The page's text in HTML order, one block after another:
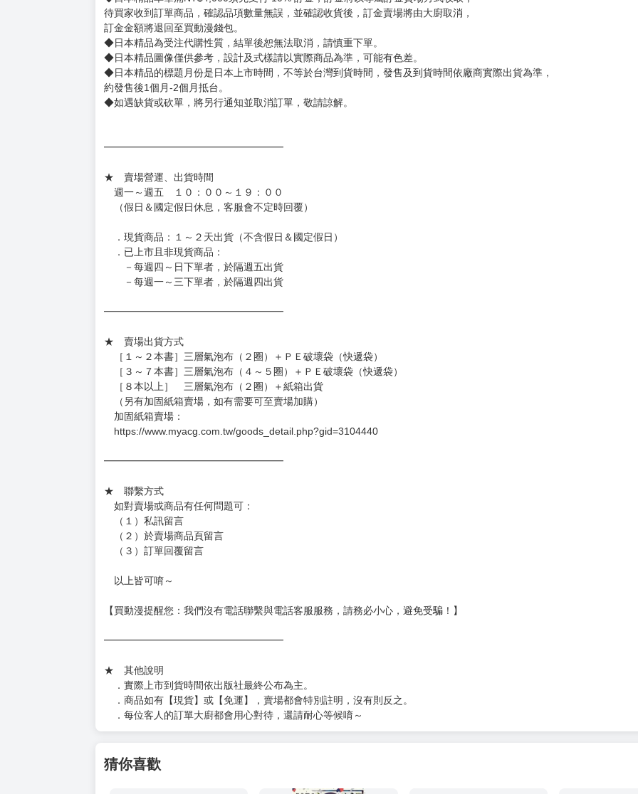
◆商品如有缺件、瑕疵，請務必取貨3日內留言反應，逾期不受理。
◆書籍拆封無法更換及退貨(內頁印刷瑕疵例外)
書籍有問題請不要拆封，請私訊大廚協助。
◆逾期未取且訂單取消後三個工作天內未有任何反應，將直接加入黑名單，還請下單後準時取貨。
◆書籍贈品&上市日、依出版社最終公布為主。
有時會上市前更改贈品內容或延後出版，還請注意。
◆網路購物取貨後開箱時建議全程錄影拍照存證，以保障買賣家雙方權益。
訂金金額將退回至買動漫錢包。
◆日本精品為受注代購性質，結單後恕無法取消，請慎重下單。
◆日本精品圖像僅供參考，設計及式樣請以實際商品為準，可能有色差。
約發售後1個月-2個月抵台。
◆如遇缺貨或砍單，將另行通知並取消訂單，敬請諒解。
週一～週五 １０：００～１９：００
（假日＆國定假日休息，客服會不定時回覆）
．現貨商品：１～２天出貨（不含假日＆國定假日）
．已上市且非現貨商品：
－每週四～日下單者，於隔週五出貨
－每週一～三下單者，於隔週四出貨
★ 賣場出貨方式
［１～２本書］三層氣泡布（２圈）＋ＰＥ破壞袋（快遞袋）
［３～７本書］三層氣泡布（４～５圈）＋ＰＥ破壞袋（快遞袋）
［８本以上］ 三層氣泡布（２圈）＋紙箱出貨
（另有加固紙箱賣場，如有需要可至賣場加購）
https://www.myacg.com.tw/goods_detail.php?gid=3104440
━━━━━━━━━━━━━━━━━━
（１）私訊留言
（２）於賣場商品頁留言
（３）訂單回覆留言
【買動漫提醒您：我們沒有電話聯繫與電話客服服務，請務必小心，避免受騙！】